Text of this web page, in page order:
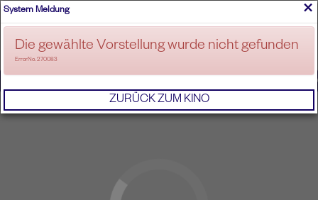
ANMELDEN
×
System Meldung
Die gewählte Vorstellung wurde nicht gefunden
ErrorNo. 270083
ZURÜCK ZUM KINO